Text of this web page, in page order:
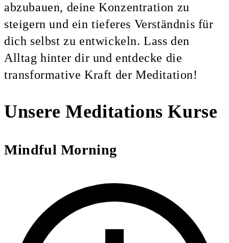
abzubauen, deine Konzentration zu
steigern und ein tieferes Verständnis für
dich selbst zu entwickeln. Lass den
Alltag hinter dir und entdecke die
transformative Kraft der Meditation!
Unsere Meditations Kurse
Mindful Morning